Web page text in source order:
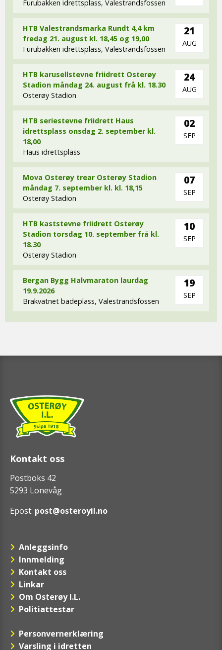
Furubakken idrettsplass, Valestrandsfossen
HTB Valestrandsmarka Rundt 4,4 km
fredag 21. august kl. 18,45 og 19,00
Furubakken idrettsplass, Valestrandsfossen
21
AUG
HTB karusellstevne friidrett Osterøy
Stadion måndag 24. august frå kl. 18.30
Osterøy Stadion
24
AUG
HTB seriestevne friidrett Haus
idrettsplass onsdag 2. september kl.
18,00
Haus idrettsplass
02
SEP
Mova Osterøy trear Osterøy Stadion
måndag 7. september kl. kl. 18,15
Osterøy Stadion
07
SEP
HTB kaststevne friidrett Osterøy
Stadion torsdag 10. september frå kl.
18.30
Osterøy Stadion
10
SEP
Bergan Bygg Halvmaraton laurdag
19.9.2026
Brakvatnet badeplass, Valestrandsfossen
19
SEP
Kontakt oss
Postboks 42
5293 Lonevåg
Epost: post@osteroyil.no
Anleggsinfo
Innmelding
Kontakt oss
Linkar
Om Osterøy I.L.
Politiattestar
Personvernerklæring
Varsling i idretten